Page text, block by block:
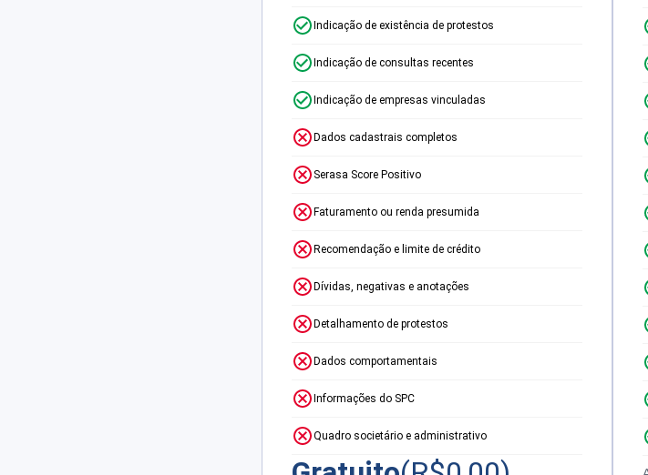
Indicação de existência de protestos
Indicação de consultas recentes
Indicação de empresas vinculadas
Dados cadastrais completos
Serasa Score Positivo
Faturamento ou renda presumida
Recomendação e limite de crédito
Dívidas, negativas e anotações
Detalhamento de protestos
Dados comportamentais
Informações do SPC
Quadro societário e administrativo